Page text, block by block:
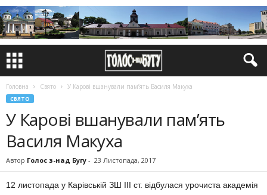
Головна Свято У Карові вшанували пам’ять Василя Макуха
СВЯТО
У Карові вшанували пам’ять
Василя Макуха
Автор Голос з-над Бугу - 23 Листопада, 2017
12 листопада у Карівській ЗШ ІІІ ст. відбулася урочиста академія